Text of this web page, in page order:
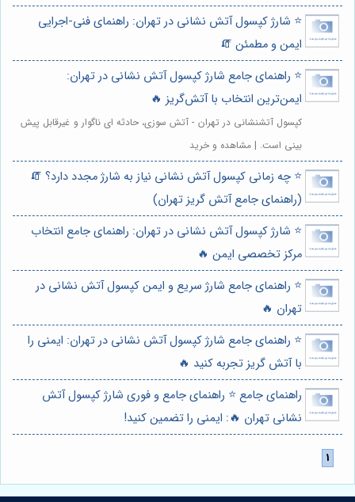
⭐️ شارژ کپسول آتش نشانی در تهران: راهنمای فنی-اجرایی
ایمن و مطمئن 🧯
⭐️ راهنمای جامع شارژ کپسول آتش نشانی در تهران:
ایمن‌ترین انتخاب با آتش‌گریز 🔥
کپسول آتشنشانی در تهران - آتش سوزی، حادثه ای ناگوار و غیرقابل پیش
بینی است. | مشاهده و خرید
⭐️ چه زمانی کپسول آتش نشانی نیاز به شارژ مجدد دارد؟ 🧯
(راهنمای جامع آتش گریز تهران)
⭐️ شارژ کپسول آتش نشانی در تهران: راهنمای جامع انتخاب
مرکز تخصصی ایمن 🔥
⭐️ راهنمای جامع شارژ سریع و ایمن کپسول آتش نشانی در
تهران 🔥
⭐️ راهنمای جامع شارژ کپسول آتش نشانی در تهران: ایمنی را
با آتش گریز تجربه کنید 🔥
راهنمای جامع ⭐️ راهنمای جامع و فوری شارژ کپسول آتش
نشانی تهران 🔥: ایمنی را تضمین کنید!